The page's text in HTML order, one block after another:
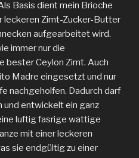
Basis dient mein Brioche
leckeren Zimt-Zucker-Butter
aufgearbeitet wird.
immer nur die
bester Ceylon Zimt. Auch
Madre eingesetzt und nur
nachgeholfen. Dadurch darf
und entwickelt ein ganz
luftig fasrige wattige
mit einer leckeren
sie endgültig zu einer